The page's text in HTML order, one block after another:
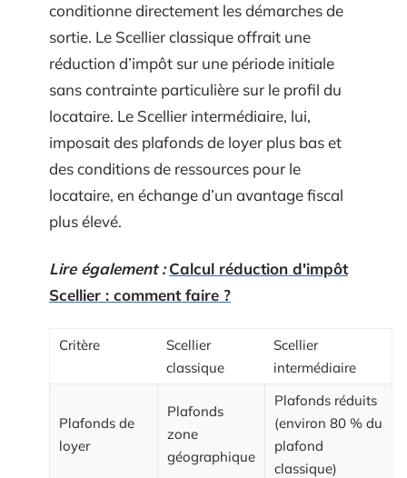
conditionne directement les démarches de
sortie. Le Scellier classique offrait une
réduction d’impôt sur une période initiale
sans contrainte particulière sur le profil du
locataire. Le Scellier intermédiaire, lui,
imposait des plafonds de loyer plus bas et
des conditions de ressources pour le
locataire, en échange d’un avantage fiscal
plus élevé.
Lire également : Calcul réduction d'impôt
Scellier : comment faire ?
Critère
Scellier
classique
Scellier
intermédiaire
Plafonds de
loyer
Plafonds
zone
géographique
Plafonds réduits
(environ 80 % du
plafond
classique)